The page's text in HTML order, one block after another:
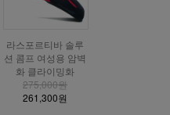
라스포르티바 솔루
션 콤프 여성용 암벽
화 클라이밍화
275,000원
261,300원